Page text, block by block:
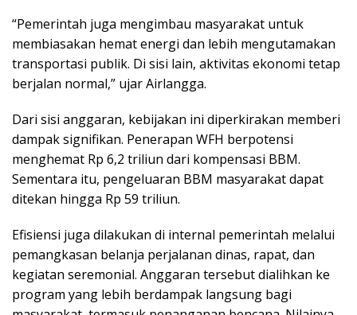
“Pemerintah juga mengimbau masyarakat untuk
membiasakan hemat energi dan lebih mengutamakan
transportasi publik. Di sisi lain, aktivitas ekonomi tetap
berjalan normal,” ujar Airlangga.
Dari sisi anggaran, kebijakan ini diperkirakan memberi
dampak signifikan. Penerapan WFH berpotensi
menghemat Rp 6,2 triliun dari kompensasi BBM.
Sementara itu, pengeluaran BBM masyarakat dapat
ditekan hingga Rp 59 triliun.
Efisiensi juga dilakukan di internal pemerintah melalui
pemangkasan belanja perjalanan dinas, rapat, dan
kegiatan seremonial. Anggaran tersebut dialihkan ke
program yang lebih berdampak langsung bagi